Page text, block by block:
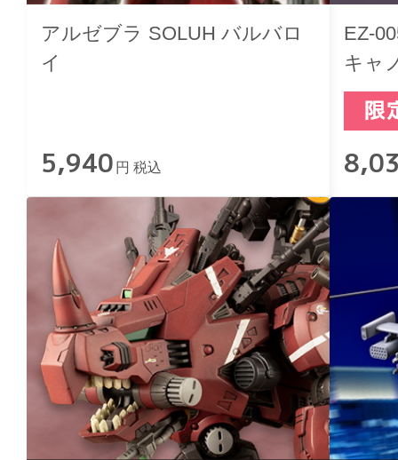
アルゼブラ SOLUH バルバロ
イ
5,940 円 税込
EZ-
キャ